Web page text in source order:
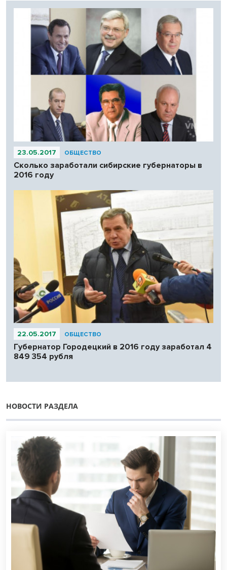
23.05.2017 ОБЩЕСТВО
Сколько заработали сибирские губернаторы в
2016 году
22.05.2017 ОБЩЕСТВО
Губернатор Городецкий в 2016 году заработал 4
849 354 рубля
НОВОСТИ РАЗДЕЛА